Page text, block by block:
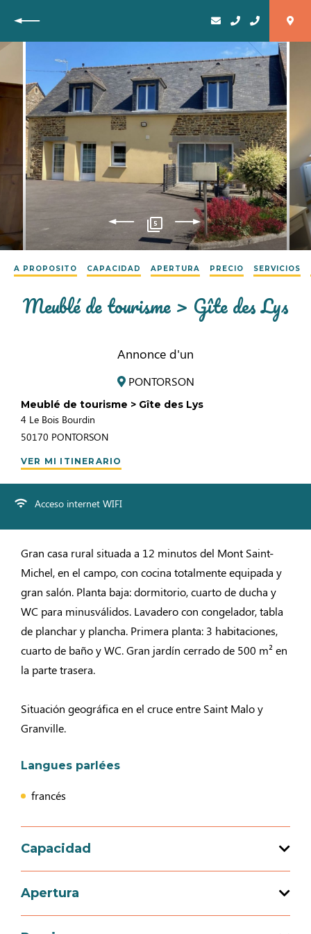
Vuelta
5
A PROPOSITO CAPACIDAD APERTURA PRECIO SERVICIOS
Meublé de tourisme > Gîte des Lys
Annonce d'un
PONTORSON
Meublé de tourisme > Gîte des Lys
4 Le Bois Bourdin
50170 PONTORSON
VER MI ITINERARIO
Acceso internet WIFI
Gran casa rural situada a 12 minutos del Mont Saint-
Michel, en el campo, con cocina totalmente equipada y
gran salón. Planta baja: dormitorio, cuarto de ducha y
WC para minusválidos. Lavadero con congelador, tabla
de planchar y plancha. Primera planta: 3 habitaciones,
cuarto de baño y WC. Gran jardín cerrado de 500 m² en
la parte trasera.
Situación geográfica en el cruce entre Saint Malo y
Granville.
Langues parlées
francés
Capacidad
Capacidad de acogida total : 13 persona(s)
Apertura